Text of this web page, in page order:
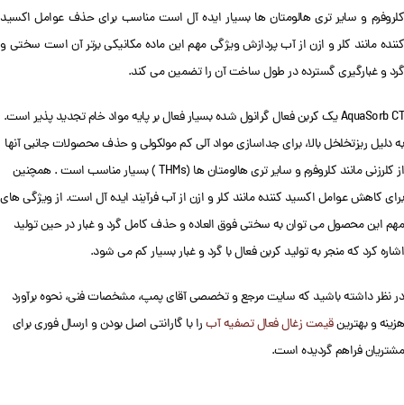
کلروفرم و سایر تری هالومتان ها بسیار ایده آل است مناسب برای حذف عوامل اکسید
کننده مانند کلر و ازن از آب پردازش ویژگی مهم این ماده مکانیکی برتر آن است سختی و
گرد و غبارگیری گسترده در طول ساخت آن را تضمین می کند.
AquaSorb CT یک کربن فعال گرانول شده بسیار فعال بر پایه مواد خام تجدید پذیر است.
به دلیل ریزتخلخل بالا، برای جداسازی مواد آلی کم مولکولی و حذف محصولات جانبی آنها
از کلرزنی مانند کلروفرم و سایر تری هالومتان ها (THMs ) بسیار مناسب است . همچنین
برای کاهش عوامل اکسید کننده مانند کلر و ازن از آب فرآیند ایده آل است. از ویژگی های
مهم این محصول می توان به سختی فوق العاده و حذف کامل گرد و غبار در حین تولید
اشاره کرد که منجر به تولید کربن فعال با گرد و غبار بسیار کم می شود.
در نظر داشته باشید که سایت مرجع و تخصصی آقای پمپ، مشخصات فنی، نحوه برآورد
هزینه و بهترینقیمت زغال فعال تصفیه آبرا با گارانتی اصل بودن و ارسال فوری برای
مشتریان فراهم گردیده است.